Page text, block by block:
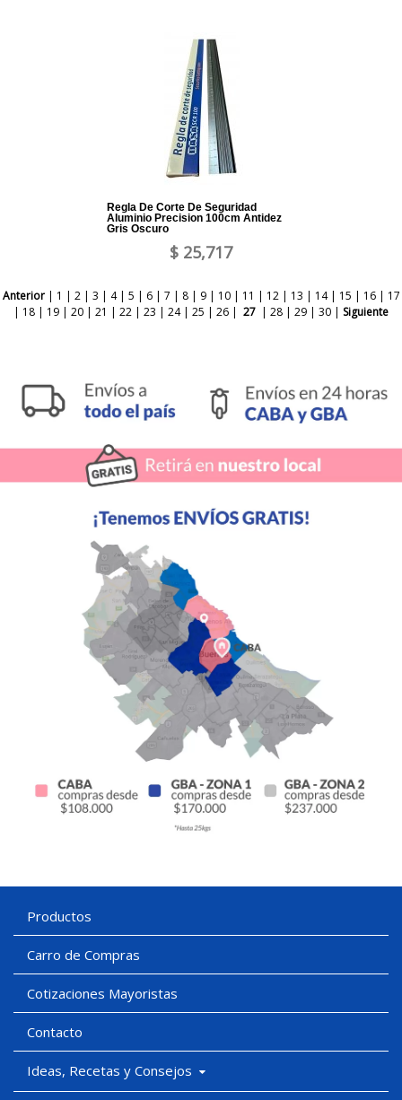
Regla De Corte De Seguridad
Aluminio Precision 100cm Antidez
Gris Oscuro
$ 25,717
Anterior| 1 | 2| 3 | 4| 5 | 6| 7 | 8| 9| 10| 11 | 12| 13 | 14| 15 | 16| 17
| 18 | 19 | 20 | 21 | 22 | 23 | 24| 25 | 26 | 27 | 28 | 29 | 30 | Siguiente
Productos
Carro de Compras
Cotizaciones Mayoristas
Contacto
Ideas, Recetas y Consejos